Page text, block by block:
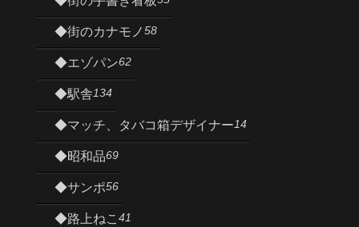
◆街のカナモノ58
◆エゾパン62
◆駅舎134
◆マッチ、タバコ箱デザイナー14
◆昭和品69
◆サンポ56
◆路上ねこ 41